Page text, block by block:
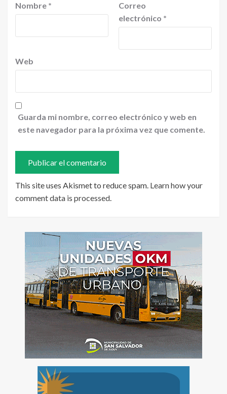
Nombre *
Correo
electrónico *
Web
Guarda mi nombre, correo electrónico y web en
este navegador para la próxima vez que comente.
This site uses Akismet to reduce spam. Learn how your
comment data is processed.